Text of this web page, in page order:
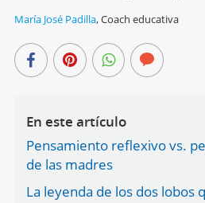
María José Padilla,Coach educativa
En este artículo
Pensamiento reflexivo vs.
de las madres
La leyenda de los dos lobos